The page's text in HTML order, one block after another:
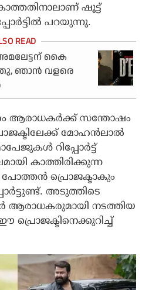
ഷൂട്ട്
പറയുന്നു.
കൈ
ഞാന്‍ വളരെ
ആരാധകര്‍ക്ക് സന്തോഷം
മോഹന്‍ലാല്‍
റിപ്പോര്‍ട്ട്
കാത്തിരിക്കുന്ന
പ്രൊജക്ടാകും
അടുത്തിടെ
ആരാധകരുമായി നടത്തിയ